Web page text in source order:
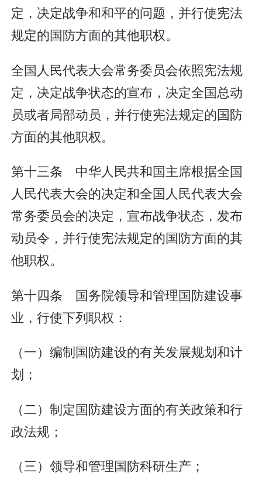
定，决定战争和和平的问题，并行使宪法
规定的国防方面的其他职权。
全国人民代表大会常务委员会依照宪法规
定，决定战争状态的宣布，决定全国总动
员或者局部动员，并行使宪法规定的国防
方面的其他职权。
第十三条 中华人民共和国主席根据全国
人民代表大会的决定和全国人民代表大会
常务委员会的决定，宣布战争状态，发布
动员令，并行使宪法规定的国防方面的其
他职权。
第十四条 国务院领导和管理国防建设事
业，行使下列职权：
（一）编制国防建设的有关发展规划和计
划；
（二）制定国防建设方面的有关政策和行
政法规；
（三）领导和管理国防科研生产；